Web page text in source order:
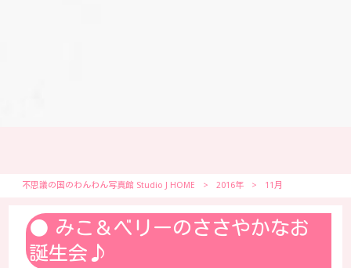
不思議の国のわんわん写真館 Studio J HOME > 2016年 > 11月
みこ＆ベリーのささやかなお
誕生会♪